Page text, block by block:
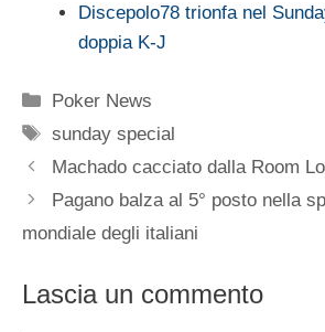
Discepolo78 trionfa nel
doppia K-J
Categorie
Poker News
Tag
sunday special
Machado cacciato dalla Room
Pagano balza al 5° posto nella
mondiale degli italiani
Lascia un commento